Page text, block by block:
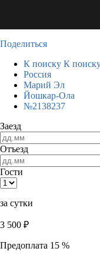
Поделиться
К поиску К
Россия
Марий Эл
Йошкар-Ола
№2138237
Заезд
Отъезд
Гости
за сутки
3 500 ₽
Предоплата 15 %